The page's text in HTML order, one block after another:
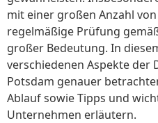
mit einer großen Anzahl
regelmäßige Prüfung
großer Bedeutung. In
verschiedenen Aspekte der
Potsdam genauer
Ablauf sowie Tipps und
Unternehmen erläutern.